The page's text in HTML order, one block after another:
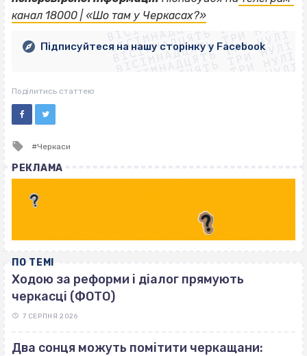
канал 18000 | «Шо там у Черкасах?»
ВІСІМНАДЦЯТЬ ТРИ НУЛІ
ВІСІМНАДЦЯТЬ ТРИ НУЛІ
ВІСІМНАДЦЯТЬ ТРИ НУЛІ
ВІСІМНАДЦЯТЬ ТРИ НУЛІ
ВІСІМНАДЦЯТЬ ТРИ НУЛІ
ВІСІМНАДЦЯТЬ ТРИ НУЛІ
ВІСІМНАДЦЯТЬ ТРИ НУЛІ
ВІСІМНАДЦЯТЬ ТРИ НУЛІ
Підписуйтеся на нашу сторінку у Facebook
Поділитись статтею
Tagged
Черкаси
РЕКЛАМА
ПО ТЕМІ
Ходою за реформи і діалог прямують
черкасці (ФОТО)
7 СЕРПНЯ 2026
Два сонця можуть помітити черкащани: